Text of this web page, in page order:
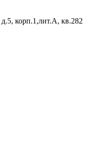
корп.1,лит.А, кв.282